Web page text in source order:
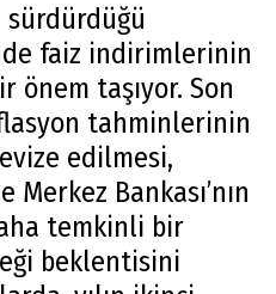
faiz indirimlerinin
önem taşıyor. Son
tahminlerinin
edilmesi,
Bankası’nın
temkinli bir
beklentisini